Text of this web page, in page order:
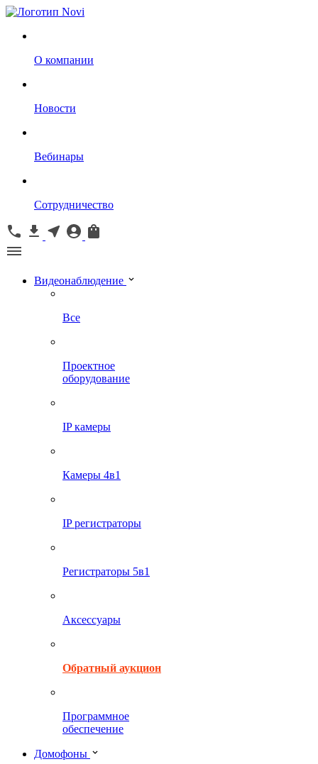
О компании
Новости
Вебинары
Сотрудничество
Видеонаблюдение
Все
Проектное
оборудование
IP камеры
Камеры 4в1
IP регистраторы
Регистраторы 5в1
Аксессуары
Обратный аукцион
Программное
обеспечение
Домофоны